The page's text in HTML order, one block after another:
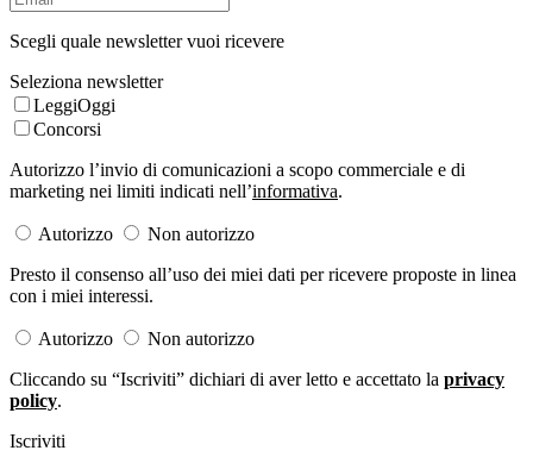
Scegli quale newsletter vuoi ricevere
Seleziona newsletter
LeggiOggi
Concorsi
Autorizzo l’invio di comunicazioni a scopo commerciale e di
marketing nei limiti indicati nell’informativa.
Autorizzo
Non autorizzo
Presto il consenso all’uso dei miei dati per ricevere proposte in linea
con i miei interessi.
Autorizzo
Non autorizzo
Cliccando su “Iscriviti” dichiari di aver letto e accettato la privacy
policy.
Iscriviti